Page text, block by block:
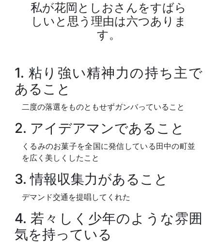
私が花岡としおさんをすばら
しいと思う理由は六つありま
す。
1. 粘り強い精神力の持ち主で
あること
二度の落選をものともせずガンバっていること
2. アイデアマンであること
くるみのお菓子を全国に発信している田中の町並
を広く美しくしたこと
3. 情報収集力があること
デマンド交通を提唱してくれた
4. 若々しく少年のような雰囲
気を持っている